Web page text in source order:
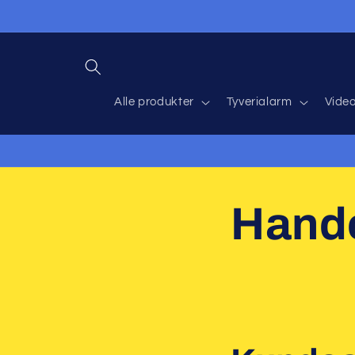
Inhalt
Alle produkter Tyverialarm